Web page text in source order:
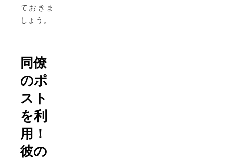
ておきま
しょう。
同僚
のポ
スト
を利
用！
彼の